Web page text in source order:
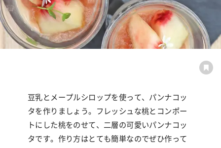
豆乳とメープルシロップを使って、パンナコッ
タを作りましょう。フレッシュな桃とコンポー
トにした桃をのせて、二層の可愛いパンナコッ
タです。作り方はとても簡単なのでぜひ作って